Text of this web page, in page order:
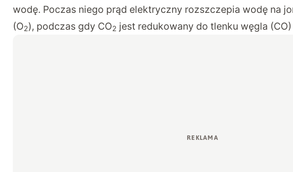
wodę. Poczas niego prąd elektryczny rozszczepia wodę na
(O2), podczas gdy CO2 jest redukowany do tlenku węgla (CO)